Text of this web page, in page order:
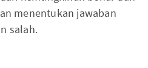
menentukan jawaban
salah.